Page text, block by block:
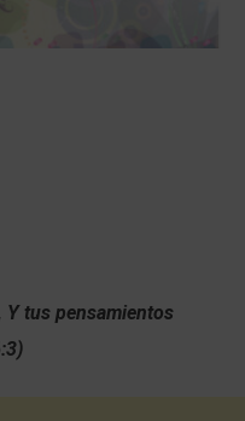
Y tus pensamientos